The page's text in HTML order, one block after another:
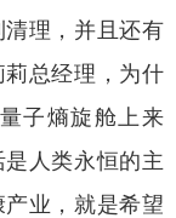
理，并且还有
总经理，为什
子熵旋舱上来
人类永恒的主
业，就是希望